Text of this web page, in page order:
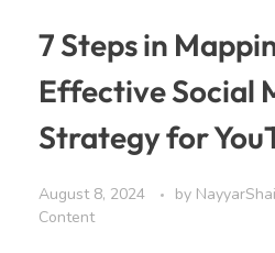
7 Steps in
Effective Social
Strategy for
August 8, 2024 by
Content